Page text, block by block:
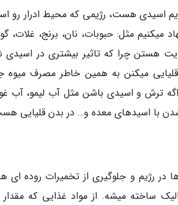
اسیدی هست، رژیمی که محیط ادرار رو
میکنیم مثل: حبوبات، نان، برنج، غلات،
هستن چرا که تاثیر بیشتری در
میکنن به همین خاطر مصرف میوه
ترش و اسیدی باشن مثل آب لیمو، آب
شدن با اسیدهای معده و… در بدن قلیایی
در رژیم و جلوگیری از تخمیرات روده
ساخته میشه. از مواد غذایی که مقدار